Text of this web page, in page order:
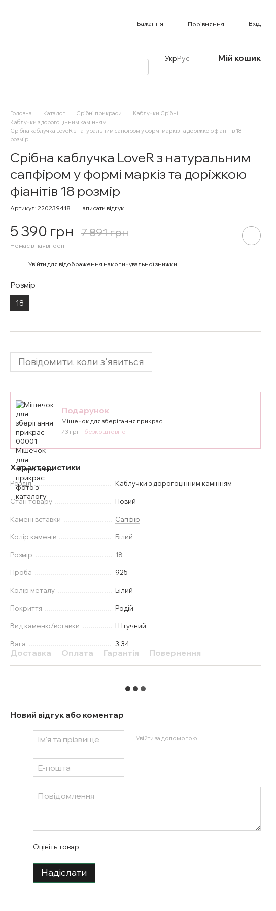
Бажання Порівняння Вхід
УкрРус Мій кошик
Головна Каталог Срібні прикраси
Каблучки Срібні
Каблучки з дорогоцінним камінням
Срібна каблучка LoveR з натуральним сапфіром у формі маркіз та доріжкою фіанітів 18
розмір
Срібна каблучка LoveR з натуральним
сапфіром у формі маркіз та доріжкою
фіанітів 18 розмір
Артикул: 220239418 Написати відгук
5 390 грн 7 891 грн
Немає в наявності
Увійти для відображення накопичувальної знижки
Розмір
18
Повідомити, коли з'явиться
Подарунок
Мішечок для зберігання прикрас
73 грн безкоштовно
Характеристики
Розділ Каблучки з дорогоцінним камінням
Стан товару Новий
Камені вставки Сапфір
Колір каменів Білий
Розмір 18
Проба 925
Колір металу Білий
Покриття Родій
Вид каменю/вставки Штучний
Вага 3.34
Доставка Оплата Гарантія Повернення
Новий відгук або коментар
Увійти за допомогою
Оцініть товар
Надіслати